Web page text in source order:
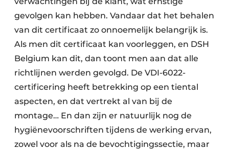
gevolgen kan hebben. Vandaar dat het behalen
van dit certificaat zo onnoemelijk belangrijk is.
Als men dit certificaat kan voorleggen, en DSH
Belgium kan dit, dan toont men aan dat alle
richtlijnen werden gevolgd. De VDI-6022-
certificering heeft betrekking op een tiental
aspecten, en dat vertrekt al van bij de
montage… En dan zijn er natuurlijk nog de
hygiënevoorschriften tijdens de werking ervan,
zowel voor als na de bevochtigingssectie, maar